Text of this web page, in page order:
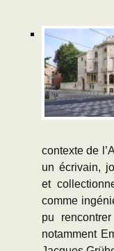
contexte de
un écrivain,
et
comme
pu
notamment